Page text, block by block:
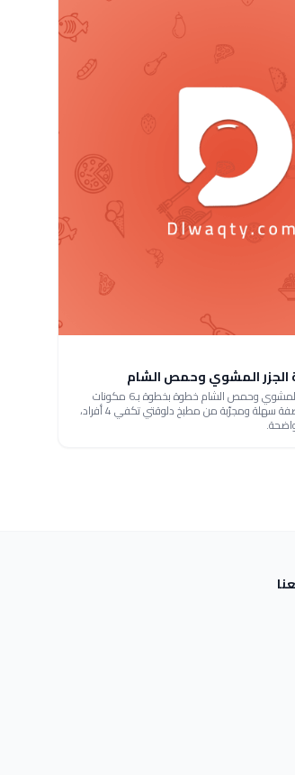
المشوي وحمص الشام
طريقة عمل سلطة الجزر المشوي وحمص الشام خطوة بخطوة بـ6 مكونات
وفي 20 دقيقة فقط. وصفة سهلة ومجرّبة من مطبخ دلوقتي تكفي 4 أفراد،